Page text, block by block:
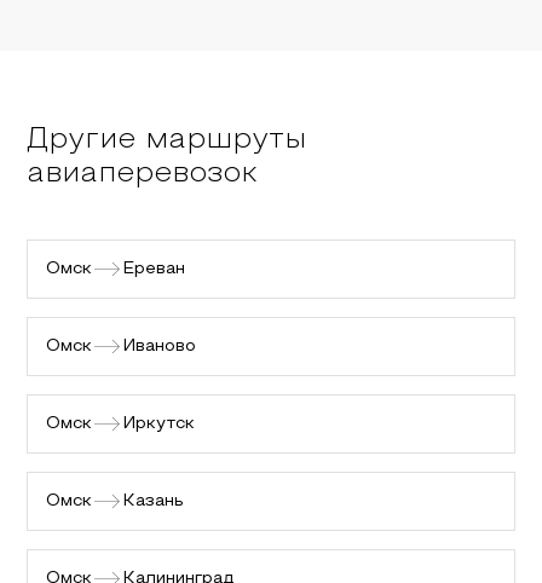
Другие маршруты
авиаперевозок
Омск Ереван
Омск Иваново
Омск Иркутск
Омск Казань
Омск Калининград